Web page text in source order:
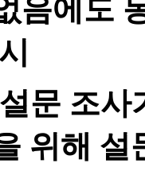
음에도
문 조
위해